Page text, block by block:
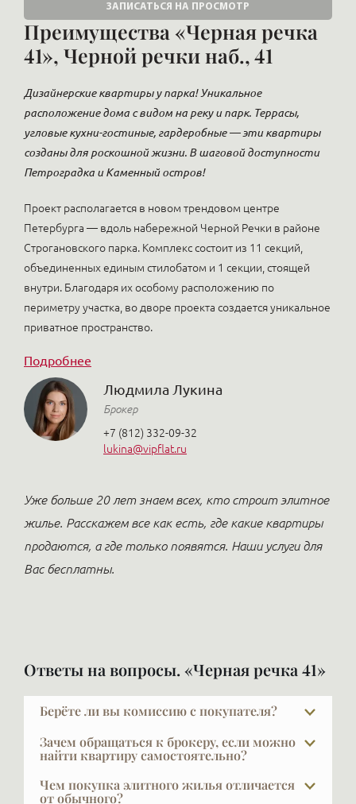
ЗАПИСАТЬСЯ НА ПРОСМОТР
Преимущества «Черная речка
41», Черной речки наб., 41
Дизайнерские квартиры у парка! Уникальное
расположение дома с видом на реку и парк. Террасы,
угловые кухни-гостиные, гардеробные — эти квартиры
созданы для роскошной жизни. В шаговой доступности
Петроградка и Каменный остров!
Проект располагается в новом трендовом центре
Петербурга — вдоль набережной Черной Речки в районе
Строгановского парка. Комплекс состоит из 11 секций,
объединенных единым стилобатом и 1 секции, стоящей
внутри. Благодаря их особому расположению по
периметру участка, во дворе проекта создается уникальное
приватное пространство.
Подробнее
Людмила Лукина
Брокер
+7 (812) 332-09-32
lukina@vipflat.ru
Уже больше 20 лет знаем всех, кто строит элитное
жилье. Расскажем все как есть, где какие квартиры
продаются, а где только появятся. Наши услуги для
Вас бесплатны.
Ответы на вопросы. «Черная речка 41»
Берёте ли вы комиссию с покупателя?
При покупке в новых проектах — нет. Наши услуги
для покупателя бесплатны, это стандартная
элитной недвижимости. Наши клиенты в основном
Зачем обращаться к брокеру, если можно
найти квартиру самостоятельно?
Показательный факт: строительные компании
продают через брокеров 50–75% квартир. Мы
Чем покупка элитного жилья отличается
от обычного?